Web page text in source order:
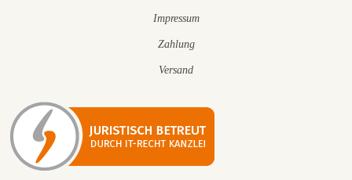
Impressum
Zahlung
Versand